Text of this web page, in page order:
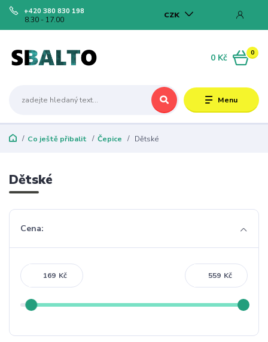
Menu
CZK
+420 380 830 198
8.30 - 17.00
0
0 Kč
Co ještě přibalit Čepice Dětské
Dětské
Cena:
Kč Kč